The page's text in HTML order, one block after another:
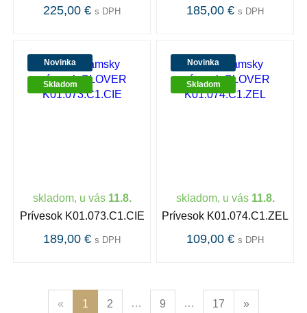
225,00 € s DPH 185,00 € s DPH
Novinka
Skladom
skladom, u vás 11.8.
Prívesok K01.073.C1.CIE
189,00 € s DPH
Novinka
Skladom
skladom, u vás 11.8.
Prívesok K01.074.C1.ZEL
109,00 € s DPH
« 1 2 … 9 … 17 »